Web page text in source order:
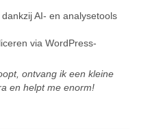
AI- en analysetools
via WordPress-
ontvang ik een kleine
en helpt me enorm!